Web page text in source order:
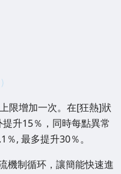
限增加一次。在[狂熱]狀
升15％，同時每點異常
, 最多提升30％。
機制循环，讓簡能快速進